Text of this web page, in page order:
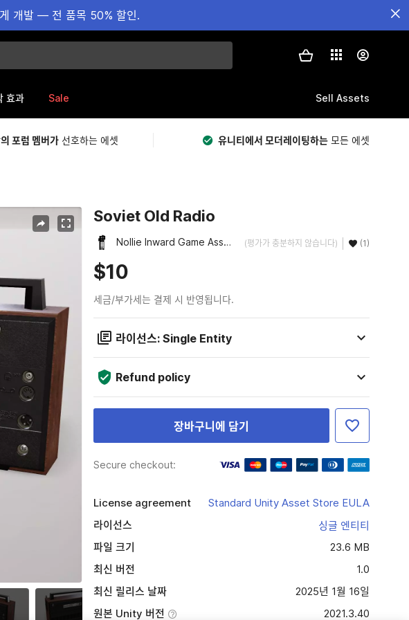
게 개발 — 전 품목 50% 할인.
효과 Sale Sell Assets
포럼 멤버가 선호하는 에셋 유니티에서 모더레이팅하는 모든 에셋
Soviet Old Radio
Nollie Inward Game Assets (평가가 충분하지 않습니다) (1)
$10
세금/부가세는 결제 시 반영됩니다.
라이선스: Single Entity
Refund policy
장바구니에 담기
Secure checkout:
License agreement
Standard Unity Asset Store EULA
라이선스
싱글 엔티티
파일 크기
23.6 MB
최신 버전
1.0
최신 릴리스 날짜
2025년 1월 16일
원본 Unity 버전
2021.3.40